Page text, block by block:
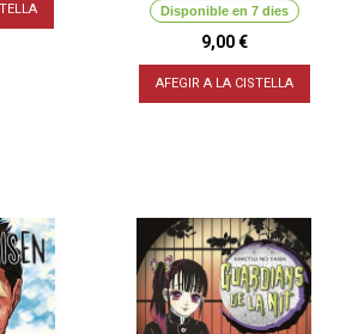
Disponible en 7 dies
9,00 €
AFEGIR A LA CISTELLA